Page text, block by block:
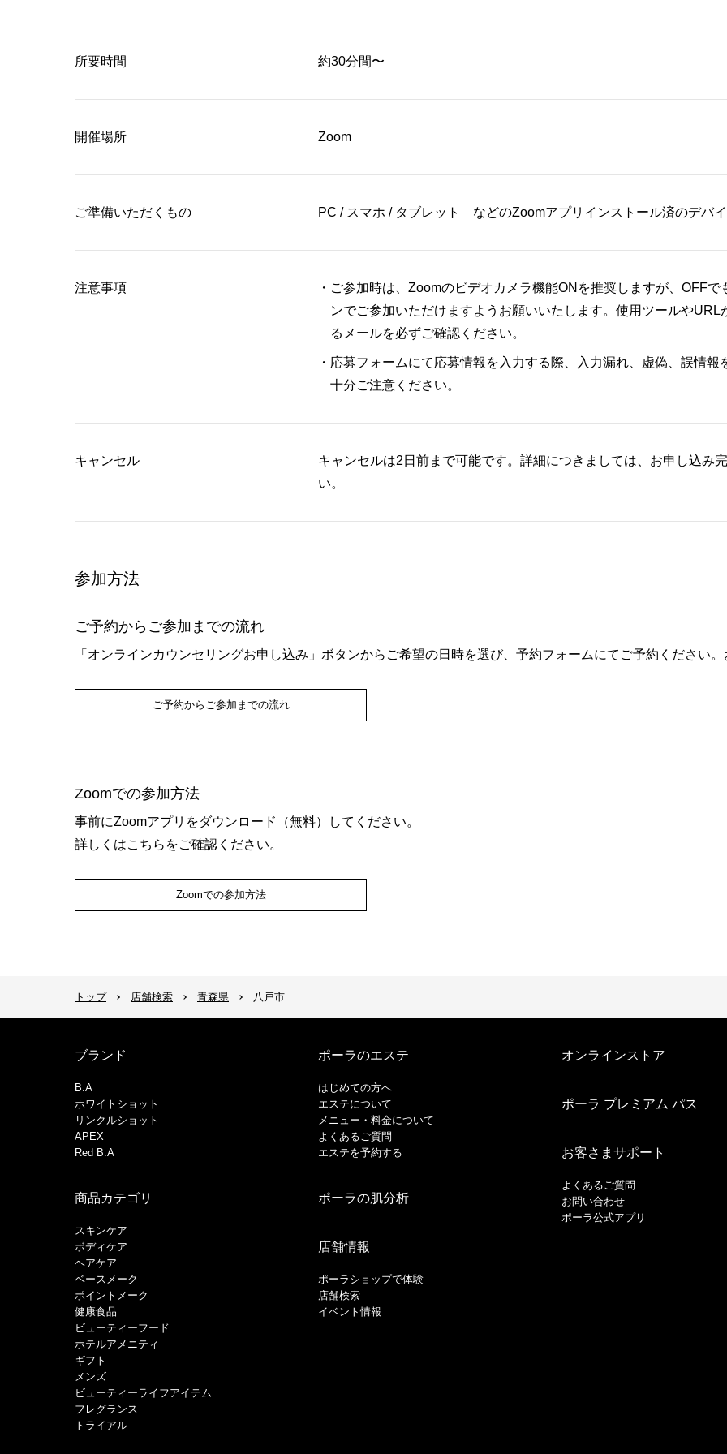
所要時間 約30分間〜
開催場所 Zoom
ご準備いただくもの PC / スマホ / タブレット などのZoomアプリインストール済のデバ
注意事項
ご参加時は、Zoomのビデオカメラ機能ONを推奨しますが、OFF
ンでご参加いただけますようお願いいたします。使用ツールや
るメールを必ずご確認ください。
応募フォームにて応募情報を入力する際、入力漏れ、虚偽、誤情
十分ご注意ください。
キャンセル
キャンセルは2日前まで可能です。詳細につきましては、お申し込み
い。
参加方法
ご予約からご参加までの流れ
「オンラインカウンセリングお申し込み」ボタンからご希望の日時を選び、予約フォームにてご予約ください
ご予約からご参加までの流れ
Zoomでの参加方法
事前にZoomアプリをダウンロード（無料）してください。
詳しくはこちらをご確認ください。
Zoomでの参加方法
トップ 店舗検索 青森県 八戸市
ブランド
B.A
ホワイトショット
リンクルショット
APEX
Red B.A
商品カテゴリ
スキンケア
ボディケア
ヘアケア
​ベースメーク​
ポイントメーク​
健康食品
ビューティーフード
ホテルアメニティ
ギフト
メンズ
ビューティーライフアイテム
フレグランス
トライアル
ポーラのエステ
はじめての方へ
エステについて
メニュー・料金について
よくあるご質問
エステを予約する
ポーラの肌分析
店舗情報
ポーラショップで体験
店舗検索
イベント情報
オンラインストア
ポーラ プレミアム パス
お客さまサポート
よくあるご質問
お問い合わせ
ポーラ公式アプリ